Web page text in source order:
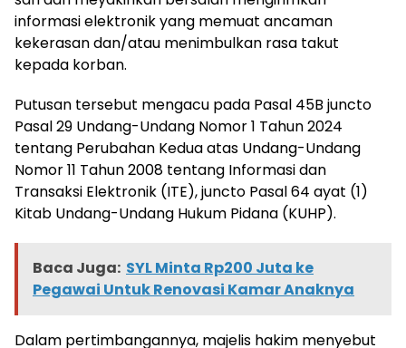
informasi elektronik yang memuat ancaman
kekerasan dan/atau menimbulkan rasa takut
kepada korban.
Putusan tersebut mengacu pada Pasal 45B juncto
Pasal 29 Undang-Undang Nomor 1 Tahun 2024
tentang Perubahan Kedua atas Undang-Undang
Nomor 11 Tahun 2008 tentang Informasi dan
Transaksi Elektronik (ITE), juncto Pasal 64 ayat (1)
Kitab Undang-Undang Hukum Pidana (KUHP).
Baca Juga: SYL Minta Rp200 Juta ke
Pegawai Untuk Renovasi Kamar Anaknya
Dalam pertimbangannya, majelis hakim menyebut